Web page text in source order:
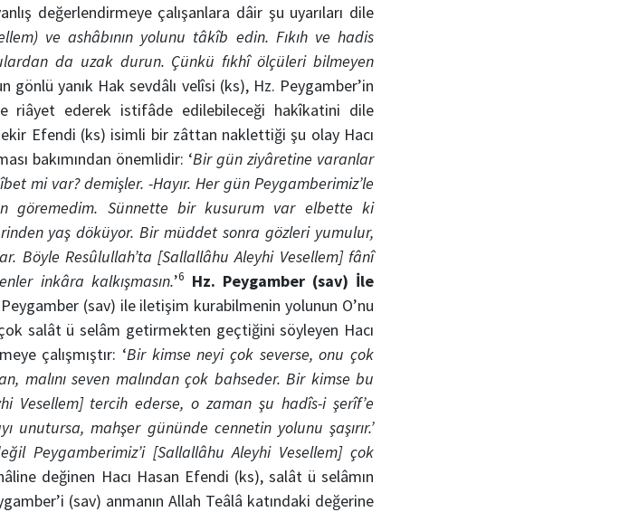
değerlendirmeye çalışanlara dâir şu uyarıları dile
ve ashâbının yolunu tâkîb edin. Fıkıh ve hadis
da uzak durun. Çünkü fıkhî ölçüleri bilmeyen
gönlü yanık Hak sevdâlı velîsi (ks), Hz. Peygamber’in
riâyet ederek istifâde edilebileceği hakîkatini dile
Efendi (ks) isimli bir zâttan naklettiği şu olay Hacı
bakımından önemlidir: ‘Bir gün ziyâretine varanlar
mi var? demişler. -Hayır. Her gün Peygamberimiz’le
göremedim. Sünnette bir kusurum var elbette ki
yaş döküyor. Bir müddet sonra gözleri yumulur,
Böyle Resûlullah’ta [Sallallâhu Aleyhi Vesellem] fânî
inkâra kalkışmasın.’6 Hz. Peygamber (sav) İle
(sav) ile iletişim kurabilmenin yolunun O’nu
salât ü selâm getirmekten geçtiğini söyleyen Hacı
çalışmıştır: ‘Bir kimse neyi çok severse, onu çok
malını seven malından çok bahseder. Bir kimse bu
Vesellem] tercih ederse, o zaman şu hadîs-i şerîf’e
mahşer gününde cennetin yolunu şaşırır.’
Peygamberimiz’i [Sallallâhu Aleyhi Vesellem] çok
değinen Hacı Hasan Efendi (ks), salât ü selâmın
(sav) anmanın Allah Teâlâ katındaki değerine